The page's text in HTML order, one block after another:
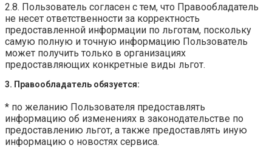
2.8. Пользователь согласен с тем, что Правообладатель
не несет ответственности за корректность
предоставленной информации по льготам, поскольку
самую полную и точную информацию Пользователь
может получить только в организациях
предоставляющих конкретные виды льгот.
3. Правообладатель обязуется:
* по желанию Пользователя предоставлять
информацию об изменениях в законодательстве по
предоставлению льгот, а также предоставлять иную
информацию о новостях сервиса.